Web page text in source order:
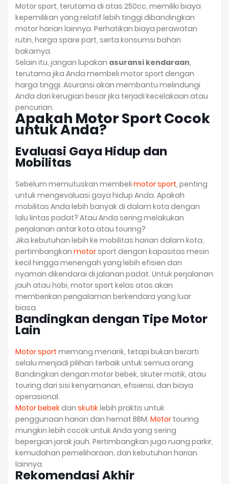
Motor sport, terutama di atas 250cc, memiliki biaya
kepemilikan yang relatif lebih tinggi dibandingkan
motor harian lainnya. Perhatikan biaya perawatan
rutin, harga spare part, serta konsumsi bahan
bakarnya.
Selain itu, jangan lupakan asuransi kendaraan,
terutama jika Anda membeli motor sport dengan
harga tinggi. Asuransi akan membantu melindungi
Anda dari kerugian besar jika terjadi kecelakaan atau
pencurian.
Apakah Motor Sport Cocok
untuk Anda?
Evaluasi Gaya Hidup dan
Mobilitas
Sebelum memutuskan membeli motor sport, penting
untuk mengevaluasi gaya hidup Anda. Apakah
mobilitas Anda lebih banyak di dalam kota dengan
lalu lintas padat? Atau Anda sering melakukan
perjalanan antar kota atau touring?
Jika kebutuhan lebih ke mobilitas harian dalam kota,
pertimbangkan motor sport dengan kapasitas mesin
kecil hingga menengah yang lebih efisien dan
nyaman dikendarai di jalanan padat. Untuk perjalanan
jauh atau hobi, motor sport kelas atas akan
memberikan pengalaman berkendara yang luar
biasa.
Bandingkan dengan Tipe Motor
Lain
Motor sport memang menarik, tetapi bukan berarti
selalu menjadi pilihan terbaik untuk semua orang.
Bandingkan dengan motor bebek, skuter matik, atau
touring dari sisi kenyamanan, efisiensi, dan biaya
operasional.
Motor bebekdan skutiklebih praktis untuk
penggunaan harian dan hemat BBM. Motor touring
mungkin lebih cocok untuk Anda yang sering
bepergian jarak jauh. Pertimbangkan juga ruang parkir,
kemudahan pemeliharaan, dan kebutuhan harian
lainnya.
Rekomendasi Akhir